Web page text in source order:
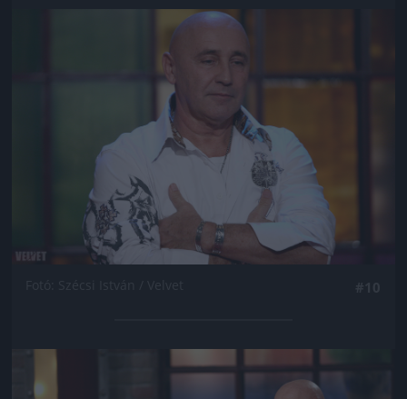
Jön még kép!
Jön még kép!